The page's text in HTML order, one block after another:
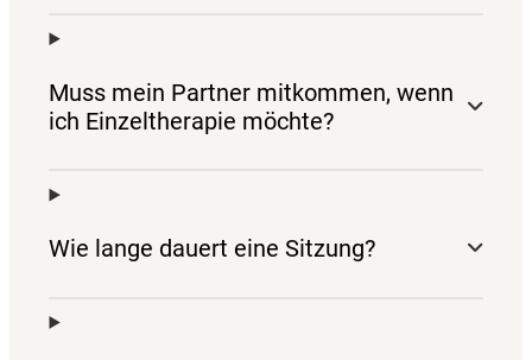
Muss mein Partner mitkommen, wenn
ich Einzeltherapie möchte?
Wie lange dauert eine Sitzung?